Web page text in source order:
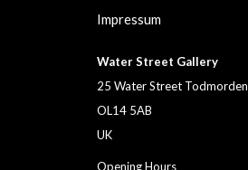
Impressum
Water Street Gallery
25 Water Street Todmorden
OL14 5AB
UK
Opening Hours